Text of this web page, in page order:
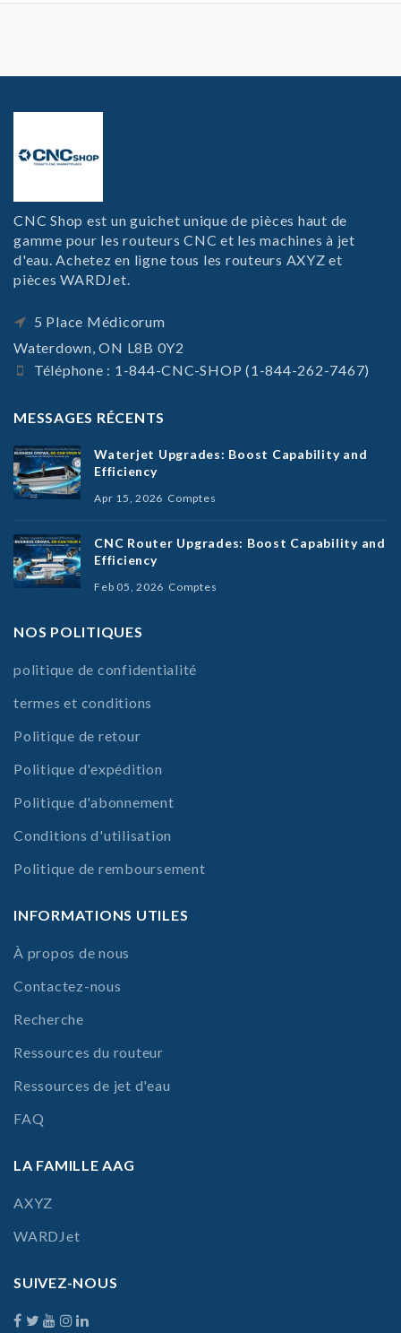
CNC Shop est un guichet unique de pièces haut de
gamme pour les routeurs CNC et les machines à jet
d'eau. Achetez en ligne tous les routeurs AXYZ et
pièces WARDJet.
5 Place Médicorum
Waterdown, ON L8B 0Y2
Téléphone : 1-844-CNC-SHOP (1-844-262-7467)
MESSAGES RÉCENTS
Waterjet Upgrades: Boost Capability and
Efficiency
Apr 15, 2026 Comptes
CNC Router Upgrades: Boost Capability and
Efficiency
Feb 05, 2026 Comptes
NOS POLITIQUES
politique de confidentialité
termes et conditions
Politique de retour
Politique d'expédition
Politique d'abonnement
Conditions d'utilisation
Politique de remboursement
INFORMATIONS UTILES
À propos de nous
Contactez-nous
Recherche
Ressources du routeur
Ressources de jet d'eau
FAQ
LA FAMILLE AAG
AXYZ
WARDJet
SUIVEZ-NOUS